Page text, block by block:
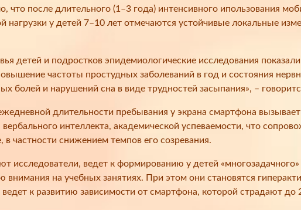
что после длительного (1–3 года) интенсивного ипользования
у детей 7–10 лет отмечаются устойчивые локальные
детей и подростков эпидемиологические исследования
частоты простудных заболеваний в год и состояния
болей и нарушений сна в виде трудностей засыпания», –
длительности пребывания у экрана смартфона
интеллекта, академической успеваемости, что
частности снижением темпов его созревания.
исследователи, ведет к формированию у детей
на учебных занятиях. При этом они становятся
к развитию зависимости от смартфона, которой страдают до